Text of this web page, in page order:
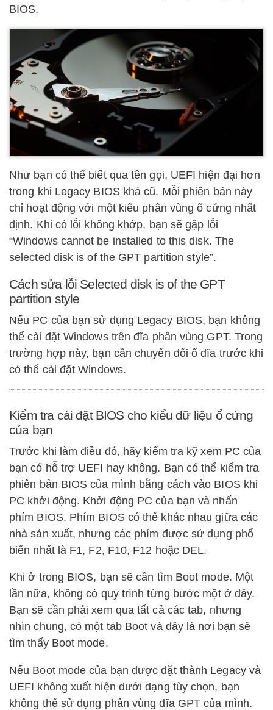
BIOS.
Như bạn có thể biết qua tên gọi, UEFI hiện đại hơn
trong khi Legacy BIOS khá cũ. Mỗi phiên bản này
chỉ hoạt động với một kiểu phân vùng ổ cứng nhất
định. Khi có lỗi không khớp, bạn sẽ gặp lỗi
“Windows cannot be installed to this disk. The
selected disk is of the GPT partition style”.
Cách sửa lỗi Selected disk is of the GPT
partition style
Nếu PC của bạn sử dụng Legacy BIOS, bạn không
thể cài đặt Windows trên đĩa phân vùng GPT. Trong
trường hợp này, bạn cần chuyển đổi ổ đĩa trước khi
có thể cài đặt Windows.
Kiểm tra cài đặt BIOS cho kiểu dữ liệu ổ cứng
của bạn
Trước khi làm điều đó, hãy kiểm tra kỹ xem PC của
bạn có hỗ trợ UEFI hay không. Bạn có thể kiểm tra
phiên bản BIOS của mình bằng cách vào BIOS khi
PC khởi động. Khởi động PC của bạn và nhấn
phím BIOS. Phím BIOS có thể khác nhau giữa các
nhà sản xuất, nhưng các phím được sử dụng phổ
biến nhất là F1, F2, F10, F12 hoặc DEL.
Khi ở trong BIOS, bạn sẽ cần tìm Boot mode. Một
lần nữa, không có quy trình từng bước một ở đây.
Bạn sẽ cần phải xem qua tất cả các tab, nhưng
nhìn chung, có một tab Boot và đây là nơi bạn sẽ
tìm thấy Boot mode.
Nếu Boot mode của bạn được đặt thành Legacy và
UEFI không xuất hiện dưới dạng tùy chọn, bạn
không thể sử dụng phân vùng đĩa GPT của mình.